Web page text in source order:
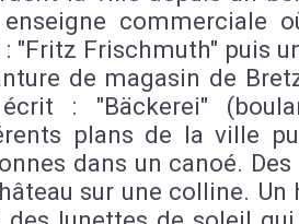
enseigne commerciale
"Fritz Frischmuth" puis
de magasin de
: "Bäckerei"
plans de la ville
dans un canoé.
sur une colline. Un